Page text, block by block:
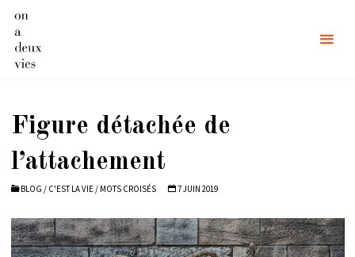
content
Figure détachée de
l’attachement
BLOG / C'EST LA VIE / MOTS CROISÉS 7 JUIN 2019